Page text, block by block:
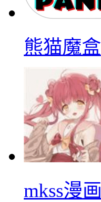
熊猫魔盒
mkss漫画